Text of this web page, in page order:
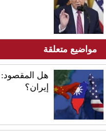
مواضيع متعلقة
هل المقصود:
إيران؟